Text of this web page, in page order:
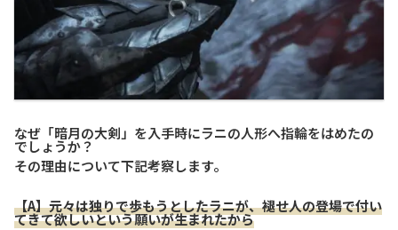
なぜ「暗月の大剣」を入手時にラニの人形へ指輪をはめたの
でしょうか？
その理由について下記考察します。
【A】元々は独りで歩もうとしたラニが、褪せ人の登場で付い
てきて欲しいという願いが生まれたから